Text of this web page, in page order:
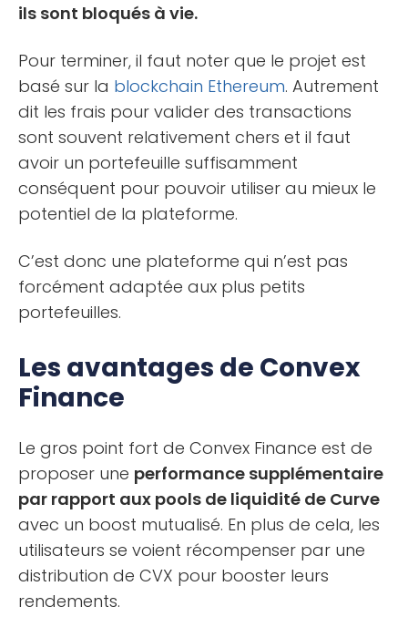
ils sont bloqués à vie.
Pour terminer, il faut noter que le projet est
basé sur la blockchain Ethereum. Autrement
dit les frais pour valider des transactions
sont souvent relativement chers et il faut
avoir un portefeuille suffisamment
conséquent pour pouvoir utiliser au mieux le
potentiel de la plateforme.
C’est donc une plateforme qui n’est pas
forcément adaptée aux plus petits
portefeuilles.
Les avantages de Convex
Finance
Le gros point fort de Convex Finance est de
proposer une performance supplémentaire
par rapport aux pools de liquidité de Curve
avec un boost mutualisé. En plus de cela, les
utilisateurs se voient récompenser par une
distribution de CVX pour booster leurs
rendements.